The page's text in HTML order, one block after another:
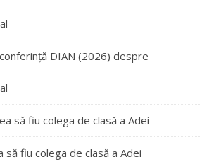
DIAN (2026) despre
să fiu colega de clasă a Adei
să fiu colega de clasă a Adei